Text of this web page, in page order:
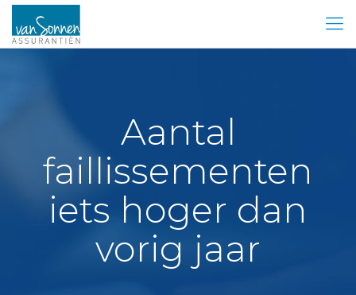
Aantal
faillissementen
iets hoger dan
vorig jaar